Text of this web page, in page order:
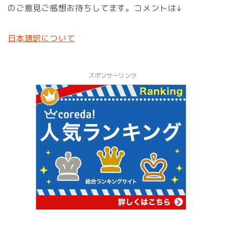
のご意見ご感想お待ちしてます。コメントは↓
日本語訳について
スポンサーリンク